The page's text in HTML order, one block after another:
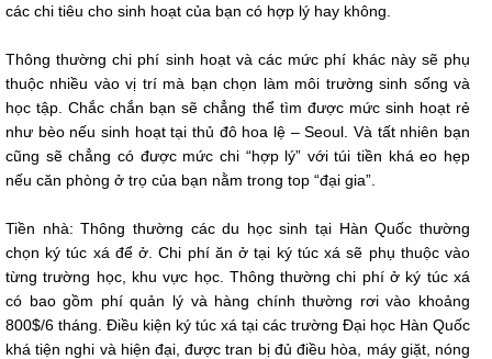
các chi tiêu cho sinh hoạt của bạn có hợp lý hay không.
Thông thường chi phí sinh hoạt và các mức phí khác này sẽ phụ
thuộc nhiều vào vị trí mà bạn chọn làm môi trường sinh sống và
học tập. Chắc chắn bạn sẽ chẳng thể tìm được mức sinh hoạt rẻ
như bèo nếu sinh hoạt tại thủ đô hoa lệ – Seoul. Và tất nhiên bạn
cũng sẽ chẳng có được mức chi “hợp lý” với túi tiền khá eo hẹp
nếu căn phòng ở trọ của bạn nằm trong top “đại gia”.
Tiền nhà: Thông thường các du học sinh tại Hàn Quốc thường
chọn ký túc xá để ở. Chi phí ăn ở tại ký túc xá sẽ phụ thuộc vào
từng trường học, khu vực học. Thông thường chi phí ở ký túc xá
có bao gồm phí quản lý và hàng chính thường rơi vào khoảng
800$/6 tháng. Điều kiện ký túc xá tại các trường Đại học Hàn Quốc
khá tiện nghi và hiện đại, được tran bị đủ điều hòa, máy giặt, nóng